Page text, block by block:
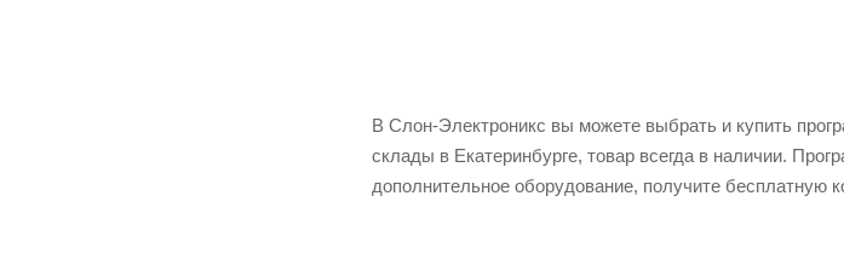
В Слон-Электроникс вы можете выбрать и купить
склады в Екатеринбурге, товар всегда в наличии.
дополнительное оборудование, получите бесплатную